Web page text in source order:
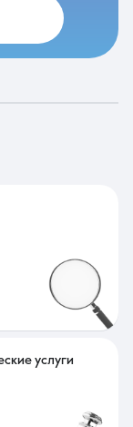
услуги